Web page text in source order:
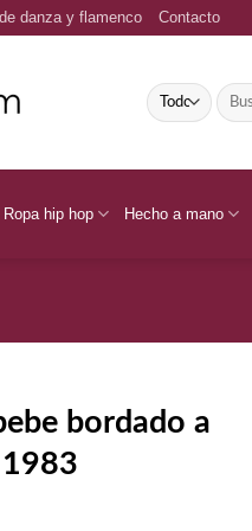
danza y flamenco Contacto
Buscar
por:
Ropa hip hop Hecho a mano
bordado a